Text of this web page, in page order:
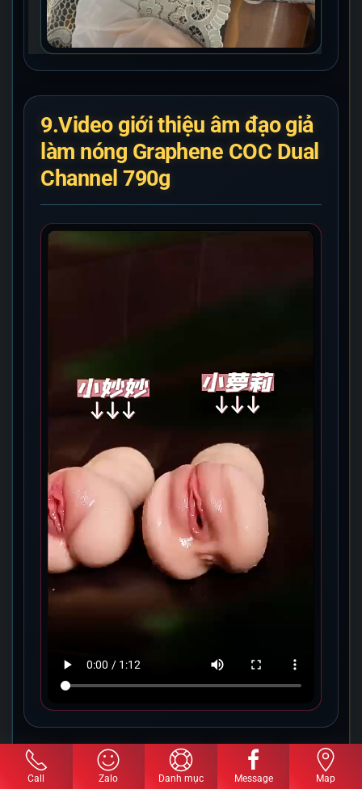
9.Video giới thiệu âm đạo giả
làm nóng Graphene COC Dual
Channel 790g
10.Hình ảnh giới thiệu âm đạo
Call Zalo Danh mục Message Map